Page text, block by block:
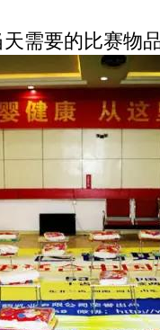
需要的比赛物